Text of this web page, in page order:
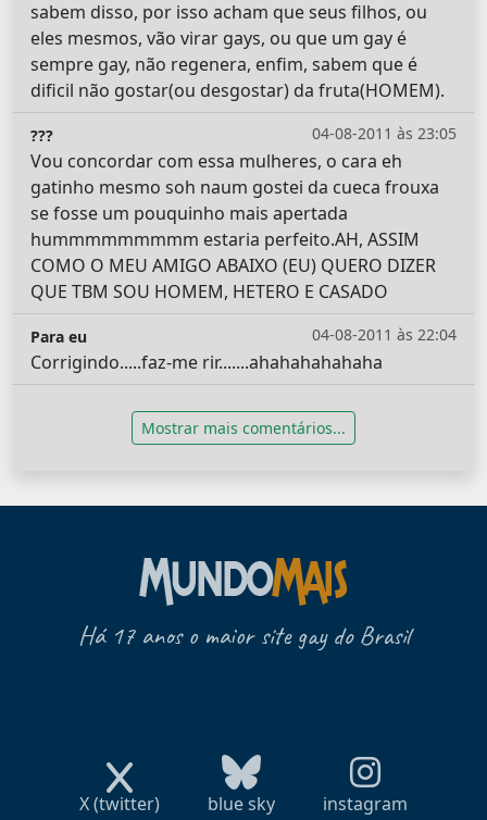
sabem disso, por isso acham que seus filhos, ou
eles mesmos, vão virar gays, ou que um gay é
sempre gay, não regenera, enfim, sabem que é
dificil não gostar(ou desgostar) da fruta(HOMEM).
04-08-2011 às 23:05
???
Vou concordar com essa mulheres, o cara eh
gatinho mesmo soh naum gostei da cueca frouxa
se fosse um pouquinho mais apertada
hummmmmmmmm estaria perfeito.AH, ASSIM
COMO O MEU AMIGO ABAIXO (EU) QUERO DIZER
QUE TBM SOU HOMEM, HETERO E CASADO
04-08-2011 às 22:04
Para eu
Corrigindo.....faz-me rir.......ahahahahahaha
Mostrar mais comentários...
Há 17 anos o maior site gay do Brasil
X (twitter) blue sky instagram